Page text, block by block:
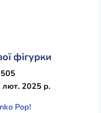
фігурки
лют. 2025 р.
Pop!